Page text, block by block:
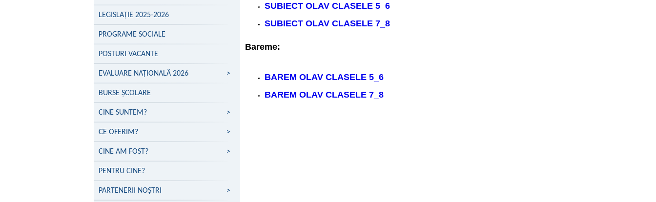
LEGISLAȚIE 2025-2026
PROGRAME SOCIALE
POSTURI VACANTE
EVALUARE NAŢIONALĂ 2026 >
BURSE ȘCOLARE
CINE SUNTEM? >
CE OFERIM? >
CINE AM FOST? >
PENTRU CINE?
PARTENERII NOŞTRI >
SUBIECT OLAV CLASELE 5_6
SUBIECT OLAV CLASELE 7_8
Bareme:
BAREM OLAV CLASELE 5_6
BAREM OLAV CLASELE 7_8